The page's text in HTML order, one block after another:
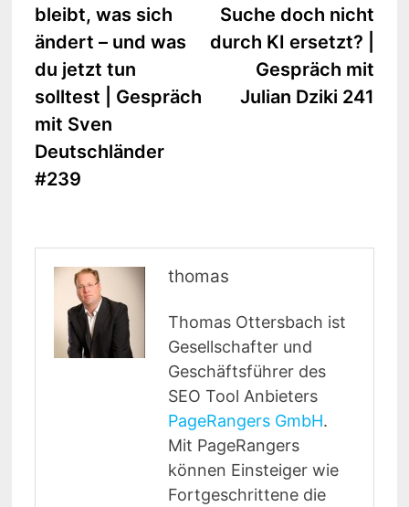
bleibt, was sich
ändert – und was
du jetzt tun
solltest | Gespräch
mit Sven
Deutschländer
#239
Suche doch nicht
durch KI ersetzt? |
Gespräch mit
Julian Dziki 241
thomas
Thomas Ottersbach ist
Gesellschafter und
Geschäftsführer des
SEO Tool Anbieters
PageRangers GmbH.
Mit PageRangers
können Einsteiger wie
Fortgeschrittene die